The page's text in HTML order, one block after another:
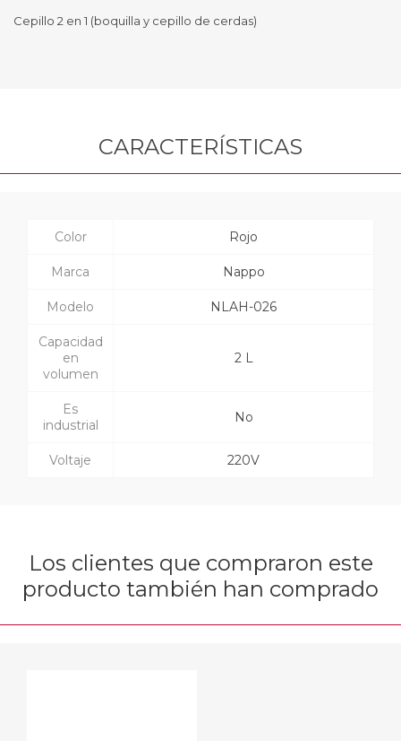
Cepillo 2 en 1 (boquilla y cepillo de cerdas)
CARACTERÍSTICAS
Color Rojo
Marca Nappo
Modelo NLAH-026
Capacidad
en
volumen
2 L
Es
industrial
No
Voltaje 220V
Los clientes que compraron este
producto también han comprado